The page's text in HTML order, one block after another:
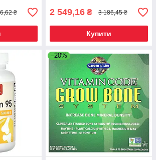
₴ 2 549,16 ₴ 3 186,45 ₴
Купити
–20%